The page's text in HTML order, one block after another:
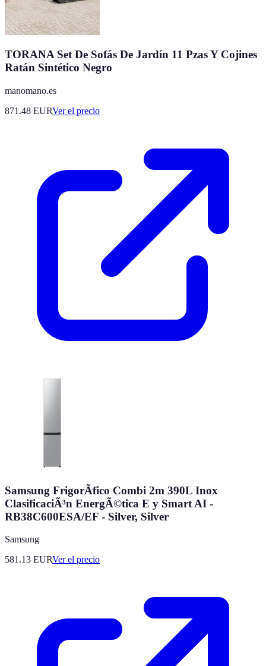
TORANA Set De Sofás De Jardín 11 Pzas Y Cojines
Ratán Sintético Negro
manomano.es
871.48 EURVer el precio
Samsung FrigorÃ­fico Combi 2m 390L Inox
ClasificaciÃ³n EnergÃ©tica E y Smart AI -
RB38C600ESA/EF - Silver, Silver
Samsung
581.13 EURVer el precio